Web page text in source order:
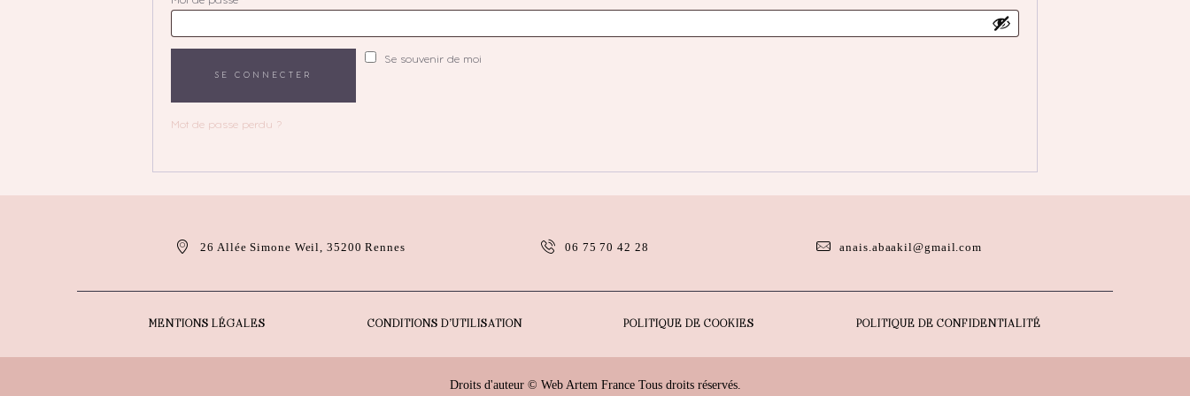
Se souvenir de moi
SE CONNECTER
Mot de passe perdu ?
26 Allée Simone Weil, 35200 Rennes 06 75 70 42 28 anais.abaakil@gmail.com
MENTIONS LÉGALES CONDITIONS D’UTILISATION POLITIQUE DE COOKIES POLITIQUE DE CONFIDENTIALITÉ
Droits d'auteur © Web Artem FranceTous droits réservés.